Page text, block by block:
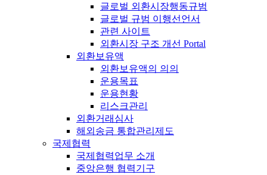
글로벌 외환시장행동규범
글로벌 규범 이행선언서
관련 사이트
외환시장 구조 개선 Portal
외환보유액
외환보유액의 의의
운용목표
운용현황
리스크관리
외환거래심사
해외송금 통합관리제도
국제협력
국제협력업무 소개
중앙은행 협력기구